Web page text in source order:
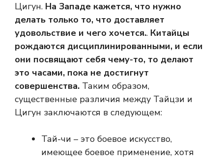
Цигун. На Западе кажется, что нужно
делать только то, что доставляет
удовольствие и чего хочется.. Китайцы
рождаются дисциплинированными, и если
они посвящают себя чему-то, то делают
это часами, пока не достигнут
совершенства. Таким образом,
существенные различия между Тайцзи и
Цигун заключаются в следующем:
Тай-чи – это боевое искусство,
имеющее боевое применение, хотя